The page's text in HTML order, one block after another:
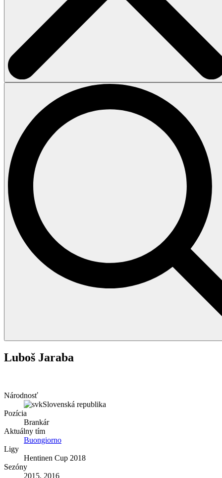
Luboš Jaraba
Národnosť
Slovenská republika
Pozícia
Brankár
Aktuálny tím
Buongiorno
Ligy
Hentinen Cup 2018
Sezóny
2015, 2016